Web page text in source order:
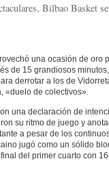
Bilbao Basket
una ocasión de oro
de 15 grandiosos
derrotar a los de
«duelo de colectivos».
una declaración de
su ritmo de juego y
a pesar de los
jugó como un sólido
del primer cuarto con